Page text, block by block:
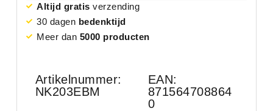
Altijd gratis verzending
30 dagen bedenktijd
Meer dan 5000 producten
Artikelnummer:
NK203EBM
EAN:
871564708864
0